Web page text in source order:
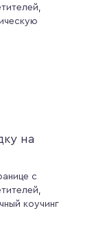
на
с
коучинг